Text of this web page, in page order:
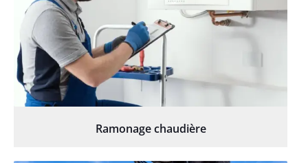
Ramonage chaudière